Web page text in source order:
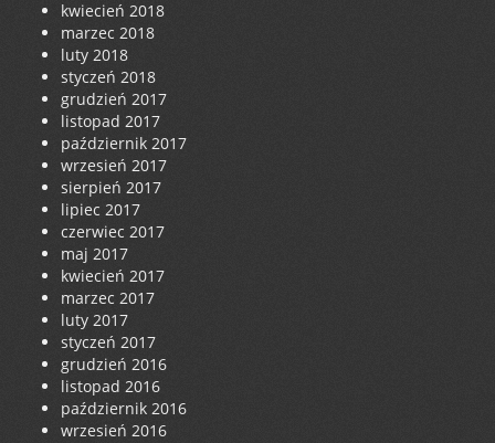
kwiecień 2018
marzec 2018
luty 2018
styczeń 2018
grudzień 2017
listopad 2017
październik 2017
wrzesień 2017
sierpień 2017
lipiec 2017
czerwiec 2017
maj 2017
kwiecień 2017
marzec 2017
luty 2017
styczeń 2017
grudzień 2016
listopad 2016
październik 2016
wrzesień 2016